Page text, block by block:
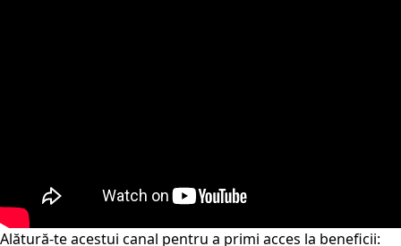
Alătură-te acestui canal pentru a primi acces la beneficii: